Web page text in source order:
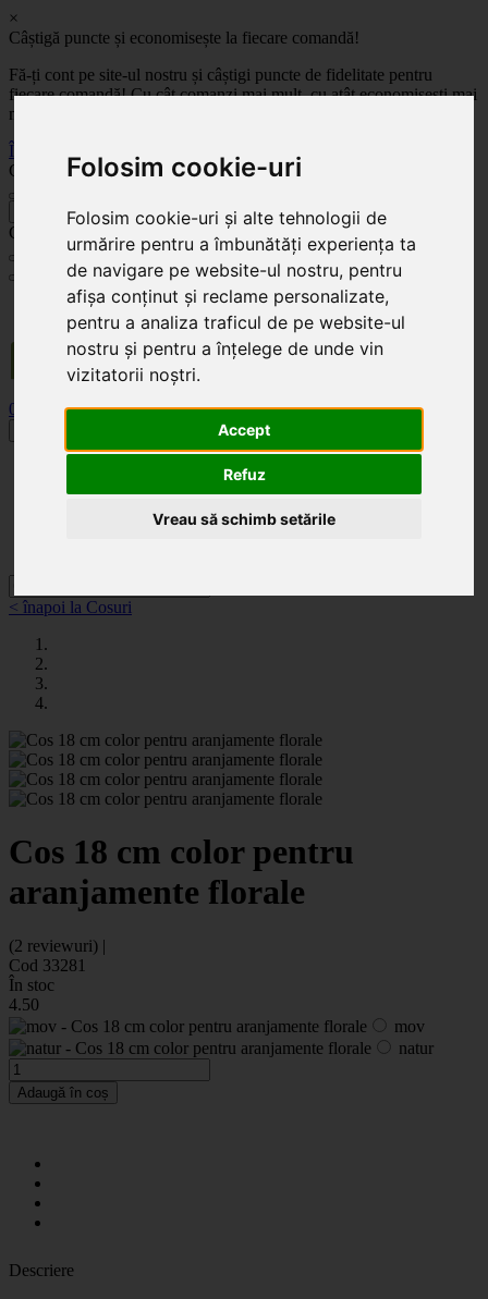
Folosim cookie-uri
Folosim cookie-uri și alte tehnologii de
urmărire pentru a îmbunătăți experiența ta
de navigare pe website-ul nostru, pentru
afișa conținut și reclame personalizate,
pentru a analiza traficul de pe website-ul
nostru și pentru a înțelege de unde vin
vizitatorii noștri.
Accept
Refuz
Vreau să schimb setările
×
Câștigă puncte și economisește la fiecare comandă!
Fă-ți cont pe site-ul nostru și câștigi puncte de fidelitate pentru
fiecare comandă! Cu cât comanzi mai mult, cu atât economisești mai
mult!
Înregistrează-te acum
Celoplast
Celoplast
Transportul este GRATUIT pentru comenzile mai mari de 350 Lei. Comanda minimă în
valoare de 100 Lei. Expediere în 1 - 2 zile lucrătoare.
0
Categorii
< înapoi la Cosuri
Cos 18 cm color pentru
aranjamente florale
(2 reviewuri) |
Cod 33281
În stoc
4.50
mov
natur
Adaugă în coș
Descriere